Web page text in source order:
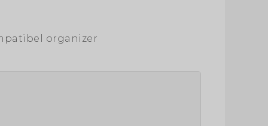
organizer